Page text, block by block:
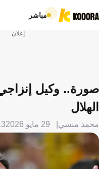
مباشر
إعلان
صورة.. وكيل
الهلال
محمد منسي 29 مايو 2026